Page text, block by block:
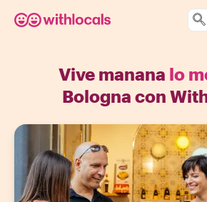
Vive manana lo
Bologna con